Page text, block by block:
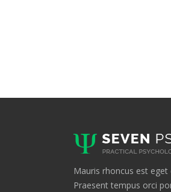
Mauris rhoncus est
Praesent tempus orci